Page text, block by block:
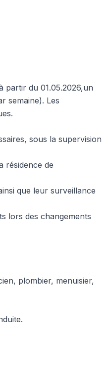
partir du 01.05.2026,un
semaine). Les
sous la supervision
résidence de
que leur surveillance
lors des changements
plombier, menuisier,